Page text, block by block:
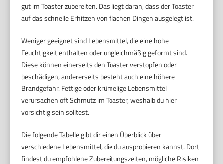
gut im Toaster zubereiten. Das liegt daran, dass der Toaster
auf das schnelle Erhitzen von flachen Dingen ausgelegt ist.
Weniger geeignet sind Lebensmittel, die eine hohe
Feuchtigkeit enthalten oder ungleichmäßig geformt sind.
Diese können einerseits den Toaster verstopfen oder
beschädigen, andererseits besteht auch eine höhere
Brandgefahr. Fettige oder krümelige Lebensmittel
verursachen oft Schmutz im Toaster, weshalb du hier
vorsichtig sein solltest.
Die folgende Tabelle gibt dir einen Überblick über
verschiedene Lebensmittel, die du ausprobieren kannst. Dort
findest du empfohlene Zubereitungszeiten, mögliche Risiken